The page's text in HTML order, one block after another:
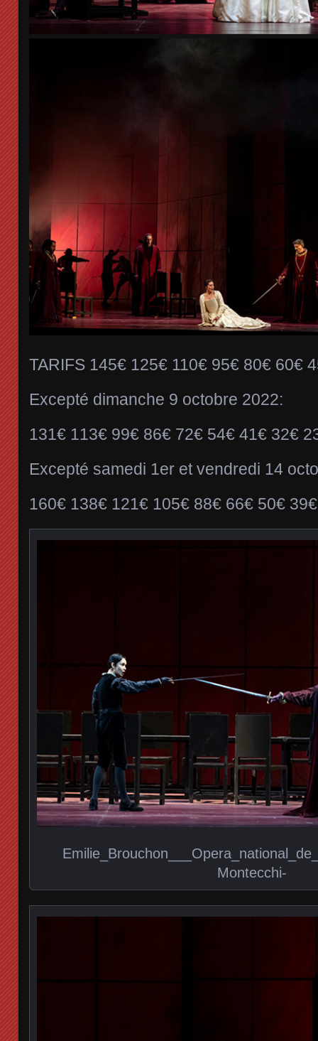
TARIFS 145€ 125€ 110€ 95€ 80€ 60€
Excepté dimanche 9 octobre 2022:
131€ 113€ 99€ 86€ 72€ 54€ 41€ 32€
Excepté samedi 1er et vendredi 14
160€ 138€ 121€ 105€ 88€ 66€ 50€
Montecchi-